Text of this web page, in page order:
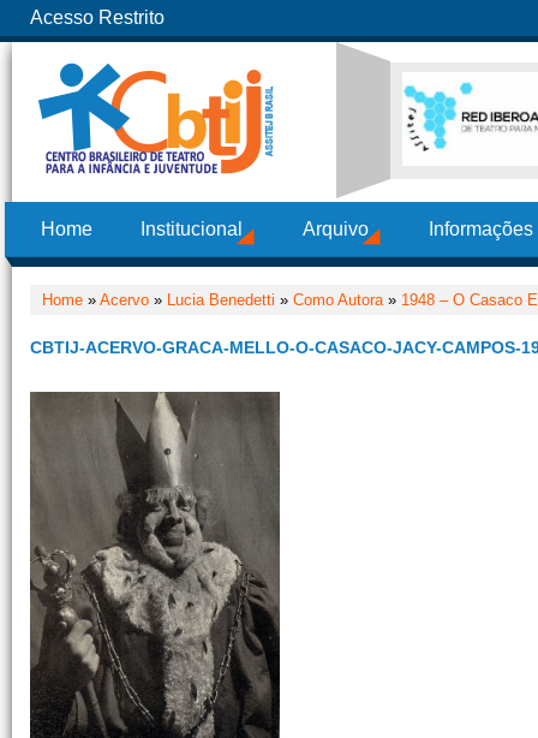
Acesso Restrito
Home Institucional Arquivo
Home » Acervo » Lucia Benedetti » Como Autora» 1948 – O Casaco
CBTIJ-ACERVO-GRACA-MELLO-O-CASACO-JACY-CAMPOS-